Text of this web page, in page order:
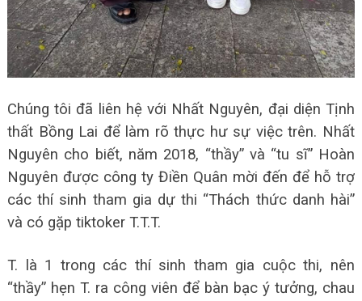
Chúng tôi đã liên hệ với Nhất Nguyên, đại diện Tịnh
thất Bồng Lai để làm rõ thực hư sự việc trên. Nhất
Nguyên cho biết, năm 2018, “thầy” và “tu sĩ” Hoàn
Nguyên được công ty Điền Quân mời đến để hỗ trợ
các thí sinh tham gia dự thi “Thách thức danh hài”
và có gặp tiktoker T.T.T.
T. là 1 trong các thí sinh tham gia cuộc thi, nên
“thầy” hẹn T. ra công viên để bàn bạc ý tưởng, chau